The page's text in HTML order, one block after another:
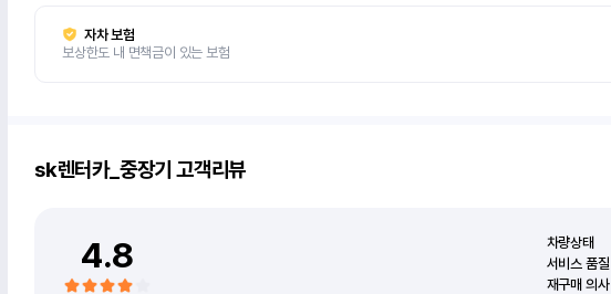
자차 보험
보상한도 내 면책금이 있는 보험
sk렌터카_중장기 고객리뷰
4.8 차량상태
서비스 품질
재구매 의사